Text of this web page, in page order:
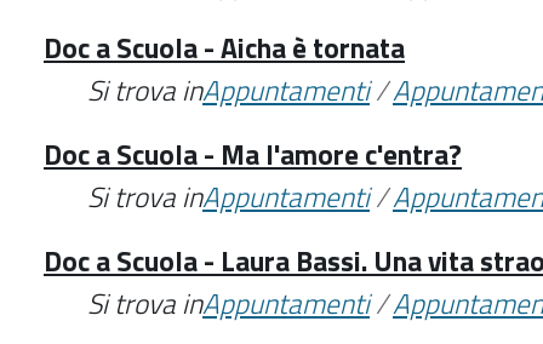
Doc a Scuola - Aicha è tornata
Si trova inAppuntamenti/
Doc a Scuola - Ma l'amore c'entra?
Si trova inAppuntamenti/
Doc a Scuola - Laura Bassi. Una vita
Si trova inAppuntamenti/